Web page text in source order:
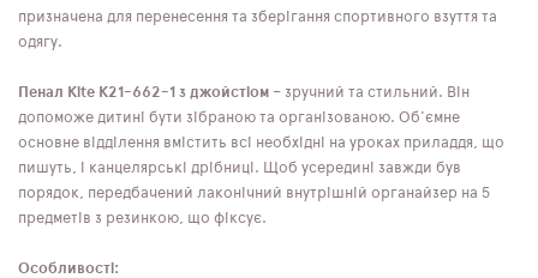
призначена для перенесення та зберігання спортивного взуття та
одягу.
Пенал Kite K21-662-1 з джойстіом – зручний та стильний. Він
допоможе дитині бути зібраною та організованою. Об'ємне
основне відділення вмістить всі необхідні на уроках приладдя, що
пишуть, і канцелярські дрібниці. Щоб усередині завжди був
порядок, передбачений лаконічний внутрішній органайзер на 5
предметів з резинкою, що фіксує.
Особливості: